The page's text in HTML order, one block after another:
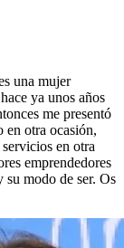
una mujer
ya unos años
me presentó
en otra ocasión,
en otra
emprendedores
su modo de ser. Os